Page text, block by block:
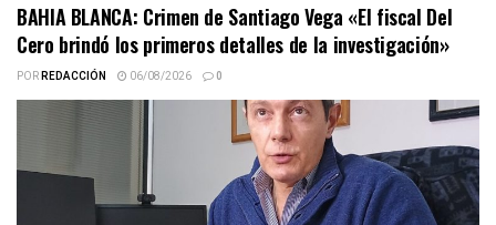
BAHIA BLANCA: Crimen de Santiago Vega «El fiscal Del
Cero brindó los primeros detalles de la investigación»
PORREDACCIÓN 06/08/2026 0